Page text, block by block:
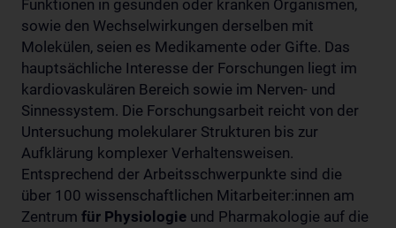
Funktionen in gesunden oder kranken Organismen,
sowie den Wechselwirkungen derselben mit
Molekülen, seien es Medikamente oder Gifte. Das
hauptsächliche Interesse der Forschungen liegt im
kardiovaskulären Bereich sowie im Nerven- und
Sinnessystem. Die Forschungsarbeit reicht von der
Untersuchung molekularer Strukturen bis zur
Aufklärung komplexer Verhaltensweisen.
Entsprechend der Arbeitsschwerpunkte sind die
über 100 wissenschaftlichen Mitarbeiter:innen am
Zentrum für Physiologie und Pharmakologie auf die